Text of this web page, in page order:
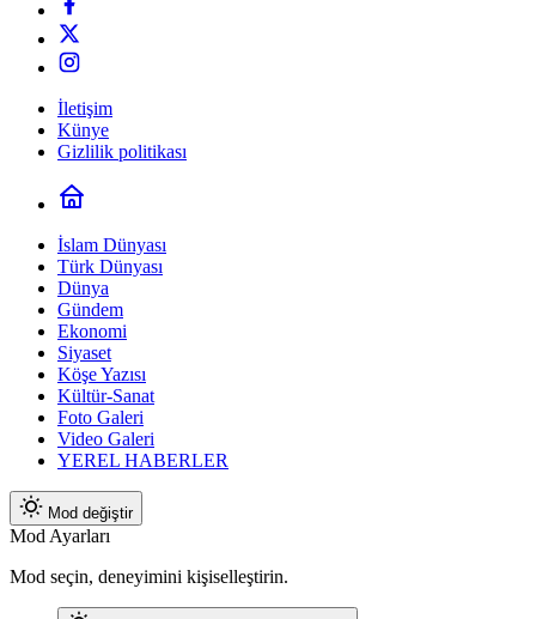
İletişim
Künye
Gizlilik politikası
İslam Dünyası
Türk Dünyası
Dünya
Gündem
Ekonomi
Siyaset
Köşe Yazısı
Kültür-Sanat
Foto Galeri
Video Galeri
YEREL HABERLER
Mod değiştir
Mod Ayarları
Mod seçin, deneyimini kişiselleştirin.